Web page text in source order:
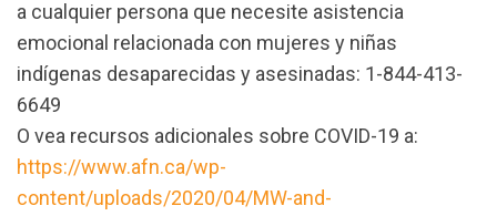
a cualquier persona que necesite asistencia
emocional relacionada con mujeres y niñas
indígenas desaparecidas y asesinadas: 1-844-413-
6649
O vea recursos adicionales sobre COVID-19 a:
https://www.afn.ca/wp-
content/uploads/2020/04/MW-and-